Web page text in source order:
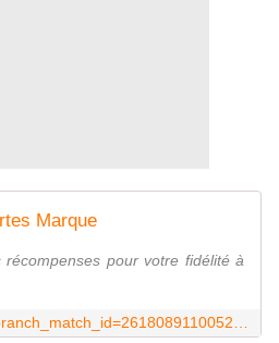
Marque
pour votre fidélité à